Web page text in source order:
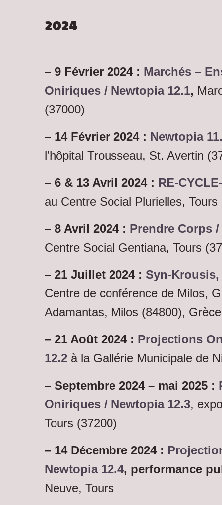
2024
– 9 Février 2024 : Marchés –
Oniriques / Newtopia 12.1,
(37000)
– 14 Février 2024 : Newtopia
l’hôpital Trousseau, St. Avertin
– 6 & 13 Avril 2024 : RE-
au Centre Social Plurielles, Tours
– 8 Avril 2024 : Prendre Corps
Centre Social Gentiana, Tours
– 21 Juillet 2024 : Syn-
Centre de conférence de Milos,
Adamantas, Milos (84800), Grèce
– 21 Août 2024 : Projections
12.2 à la Gallérie Municipale de
– Septembre 2024 – mai 2025 :
Oniriques / Newtopia 12.3,
Tours (37200)
– 14 Décembre 2024 :
Newtopia 12.4, performance
Neuve, Tours